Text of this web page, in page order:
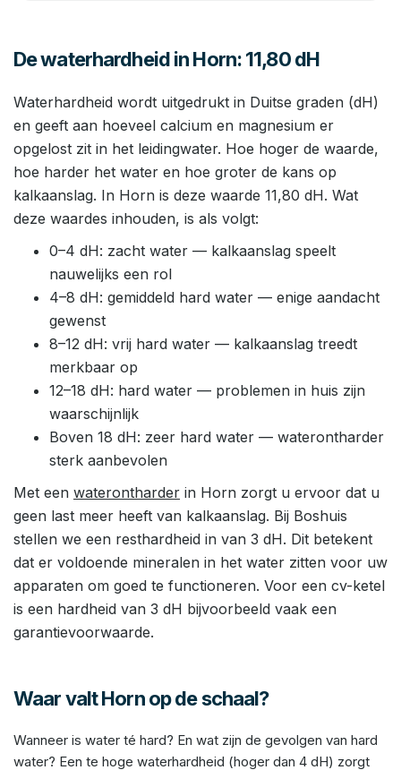
De waterhardheid in Horn: 11,80 dH
Waterhardheid wordt uitgedrukt in Duitse graden (dH)
en geeft aan hoeveel calcium en magnesium er
opgelost zit in het leidingwater. Hoe hoger de waarde,
hoe harder het water en hoe groter de kans op
kalkaanslag. In Horn is deze waarde 11,80 dH. Wat
deze waardes inhouden, is als volgt:
0–4 dH: zacht water — kalkaanslag speelt
nauwelijks een rol
4–8 dH: gemiddeld hard water — enige aandacht
gewenst
8–12 dH: vrij hard water — kalkaanslag treedt
merkbaar op
12–18 dH: hard water — problemen in huis zijn
waarschijnlijk
Boven 18 dH: zeer hard water — waterontharder
sterk aanbevolen
Met een waterontharder in Horn zorgt u ervoor dat u
geen last meer heeft van kalkaanslag. Bij Boshuis
stellen we een resthardheid in van 3 dH. Dit betekent
dat er voldoende mineralen in het water zitten voor uw
apparaten om goed te functioneren. Voor een cv-ketel
is een hardheid van 3 dH bijvoorbeeld vaak een
garantievoorwaarde.
Waar valt Horn op de schaal?
Wanneer is water té hard? En wat zijn de gevolgen van hard
water? Een te hoge waterhardheid (hoger dan 4 dH) zorgt